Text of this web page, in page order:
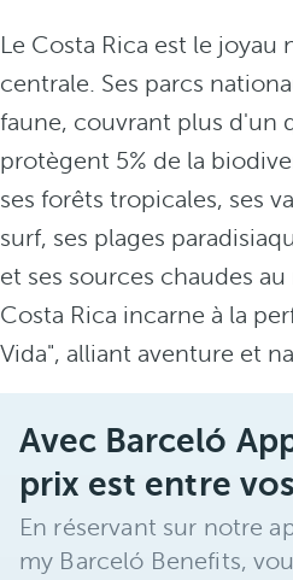
Le Costa Rica est le joyau
centrale. Ses parcs
faune, couvrant plus d'un
protègent 5% de la
ses forêts tropicales, ses
surf, ses plages
et ses sources chaudes
Costa Rica incarne à la
Vida", alliant aventure et
Avec Barceló
prix est entre
En réservant sur notre
my Barceló Benefits,